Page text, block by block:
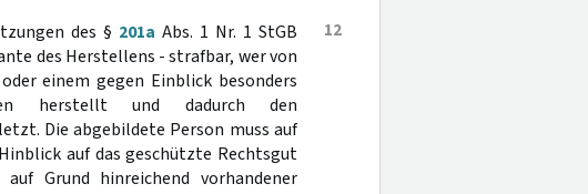
12
des § 201a Abs. 1 Nr. 1 StGB
des Herstellens - strafbar, wer von
einem gegen Einblick besonders
herstellt und dadurch den
Die abgebildete Person muss auf
auf das geschützte Rechtsgut
Grund hinreichend vorhandener